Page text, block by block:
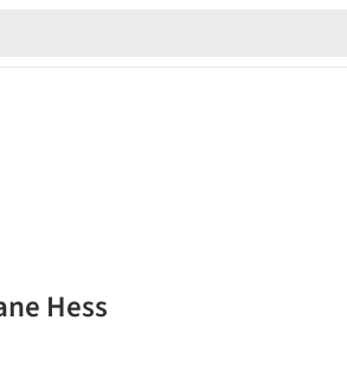
Hess